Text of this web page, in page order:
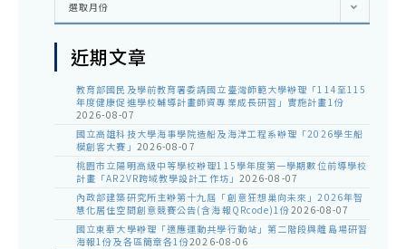
選取月份
近期文章
教育部國民及學前教育署委請國立臺灣師範大學辦理「114至115
年度健康促進學校輔導計畫師資專業成長研習」實施計畫1份
2026-08-07
國立高雄科技大學海事學院造船及海洋工程系辦理「2026學生船
模創客大賽」 2026-08-07
桃園市立陽明高級中等學校辦理115學年度第一學期數位前導學校
計畫「AR2VR跨域教學設計工作坊」 2026-08-07
內政部建築研究所主辦第十九屆「創意狂想巢向未來」2026年智
慧化居住空間創意競賽公告(含海報QRcode)1份2026-08-07
國立東華大學辦理「適應運動共學行動站」第二階段與離島場研習
海報1份及各區簡章各1份2026-08-06